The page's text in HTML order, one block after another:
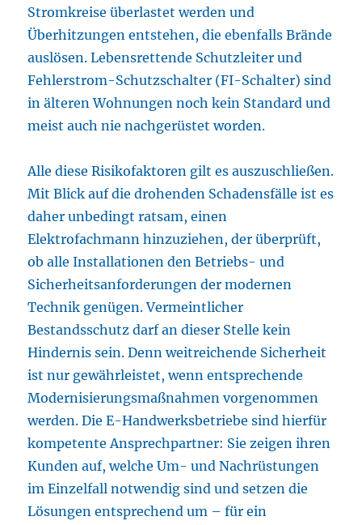
Stromkreise überlastet werden und
Überhitzungen entstehen, die ebenfalls Brände
auslösen. Lebensrettende Schutzleiter und
Fehlerstrom-Schutzschalter (FI-Schalter) sind
in älteren Wohnungen noch kein Standard und
meist auch nie nachgerüstet worden.
Alle diese Risikofaktoren gilt es auszuschließen.
Mit Blick auf die drohenden Schadensfälle ist es
daher unbedingt ratsam, einen
Elektrofachmann hinzuziehen, der überprüft,
ob alle Installationen den Betriebs- und
Sicherheitsanforderungen der modernen
Technik genügen. Vermeintlicher
Bestandsschutz darf an dieser Stelle kein
Hindernis sein. Denn weitreichende Sicherheit
ist nur gewährleistet, wenn entsprechende
Modernisierungsmaßnahmen vorgenommen
werden. Die E-Handwerksbetriebe sind hierfür
kompetente Ansprechpartner: Sie zeigen ihren
Kunden auf, welche Um- und Nachrüstungen
im Einzelfall notwendig sind und setzen die
Lösungen entsprechend um – für ein